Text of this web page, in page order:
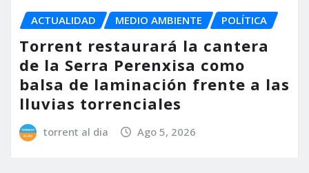
ACTUALIDAD MEDIO AMBIENTE POLÍTICA
Torrent restaurará la cantera
de la Serra Perenxisa como
balsa de laminación frente a las
lluvias torrenciales
torrent al dia Ago 5, 2026